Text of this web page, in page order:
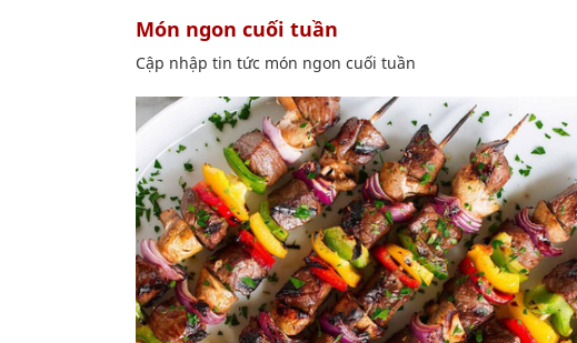
món ngon cuối tuần
Cập nhập tin tức món ngon cuối tuần